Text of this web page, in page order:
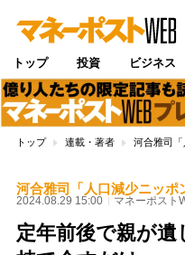
トップ 投資 ビジネス
トップ 連載・著者 河合雅司「
河合雅司「人口減少ニッポ
2024.08.29 15:00 マネーポスト
定年前後で親が